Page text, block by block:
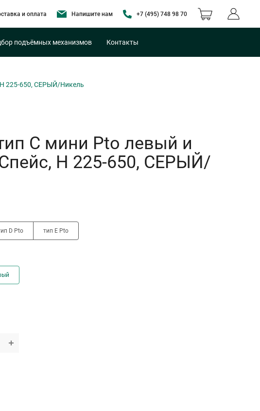
и оплата Напишите нам +7 (495) 748 98 70
подъёмных механизмов Контакты
225-650, СЕРЫЙ/Никель
C мини Pto левый и
H 225-650, СЕРЫЙ/
D Pto тип E Pto